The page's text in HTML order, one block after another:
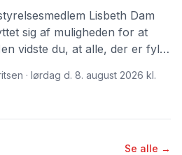
Lisbeth Dam
sig af muligheden for at
vidste du, at alle, der er fyldt
· lørdag d. 8. august 2026 kl.
Se alle →